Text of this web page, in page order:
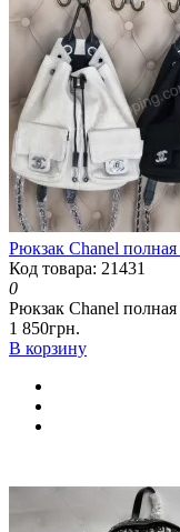
Рюкзак Chanel
Код товара: 21431
0
Рюкзак Chanel
1 850грн.
В корзину